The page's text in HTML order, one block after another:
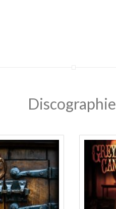
Discographie